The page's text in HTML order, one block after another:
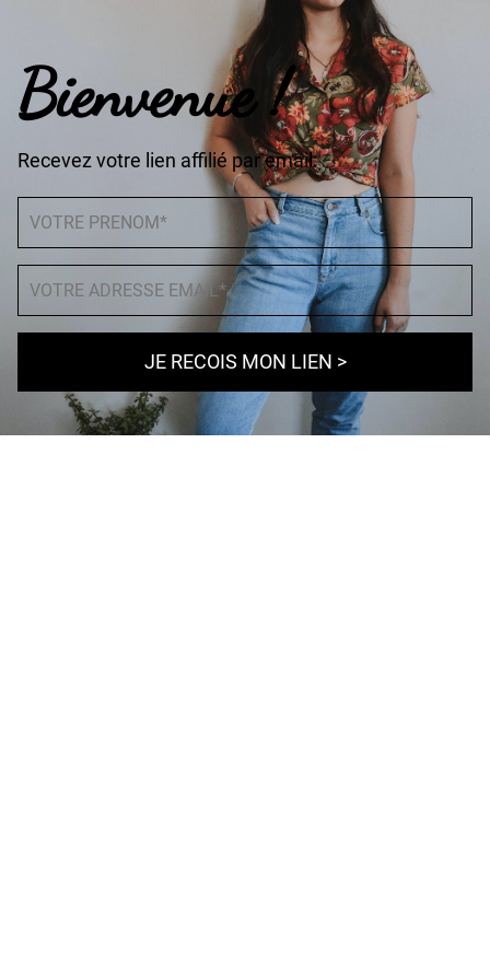
Bienvenue !
Recevez votre lien affilié par email:
JE RECOIS MON LIEN >